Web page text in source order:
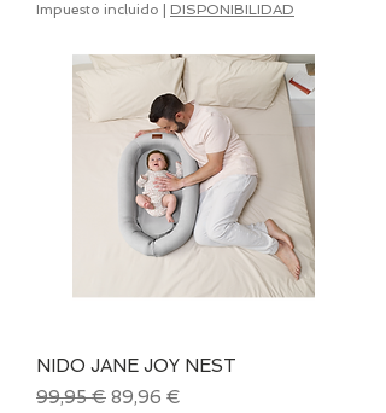
Impuesto incluido DISPONIBILIDAD
NIDO JANE JOY NEST
Precio
99,95 € Precio de oferta
89,96 €